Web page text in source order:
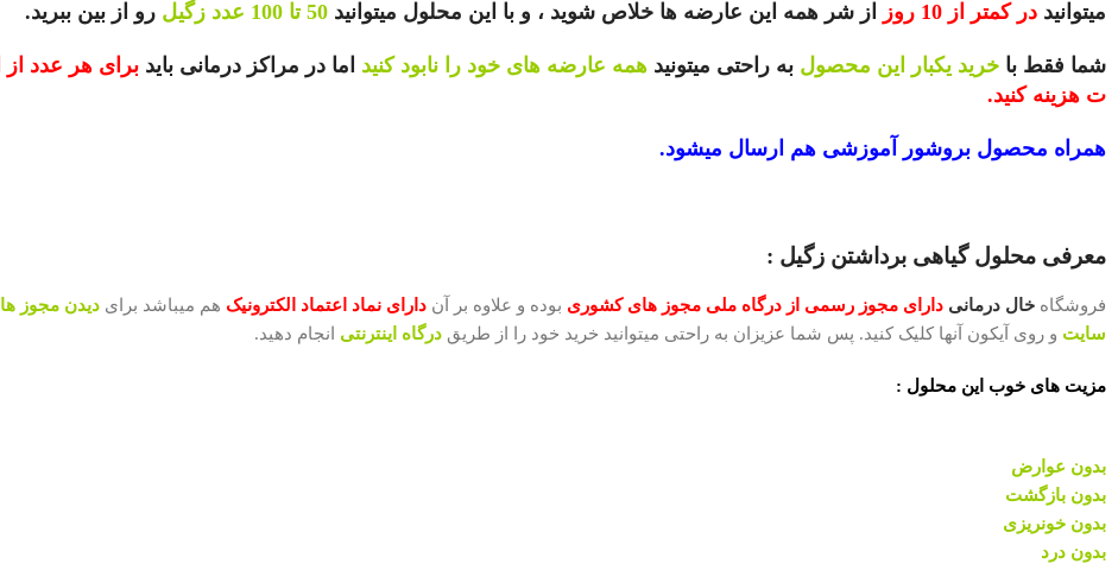
میتوانید در کمتر از 10 روز از شر همه این عارضه ها خلاص شوید ، و با این محلول میتوانید 50 تا 100 عدد زگیل رو از بین ببرید.
شما فقط با خرید یکبار این محصول به راحتی میتونید همه عارضه های خود را نابود کنید اما در مراکز درمانی باید
ت هزینه کنید.
همراه محصول بروشور آموزشی هم ارسال میشود.
معرفی محلول گیاهی برداشتن زگیل :
فروشگاه خال درمانی دارای مجوز رسمی از درگاه ملی مجوز های کشوری بوده و علاوه بر آن دارای نماد اعتماد الکترونیک هم میباشد برای دیدن مجوز ها
سایت و روی آیکون آنها کلیک کنید. پس شما عزیزان به راحتی میتوانید خرید خود را از طریق درگاه اینترنتی انجام دهید.
مزیت های خوب این محلول :
بدون عوارض
بدون بازگشت
بدون خونریزی
بدون درد